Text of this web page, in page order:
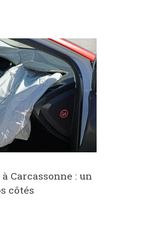
Carcassonne : un
côtés